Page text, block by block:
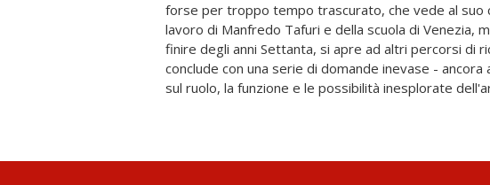
forse per troppo tempo trascurato, che vede al suo
lavoro di Manfredo Tafuri e della scuola di Venezia,
finire degli anni Settanta, si apre ad altri percorsi di
conclude con una serie di domande inevase - ancora
sul ruolo, la funzione e le possibilità inesplorate
dell'architettura ha tratteggiato i limiti ideologici della
contorni materiali di un settore determinante della
contemporanea, attraverso un brillante incontro tra